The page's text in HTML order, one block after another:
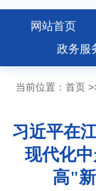
网站首页
政务服
当前位置： 首页
习近平在
现代化
高"